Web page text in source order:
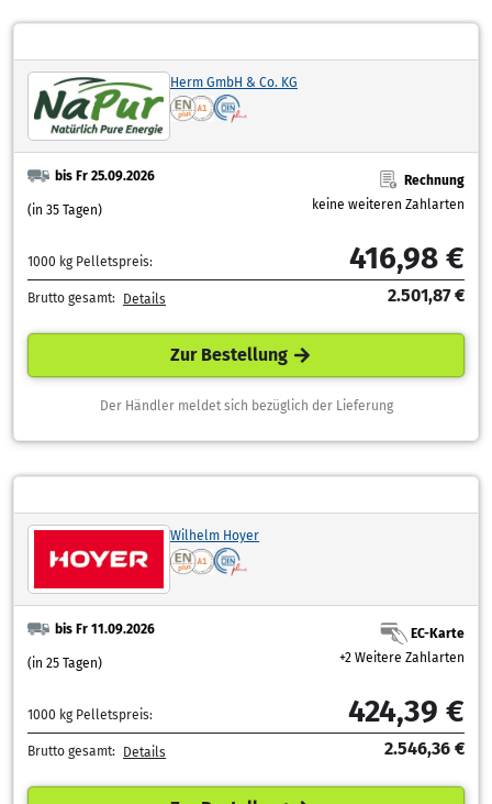
Herm GmbH & Co. KG
bis Fr 25.09.2026
(in 35 Tagen)
Rechnung
keine weiteren Zahlarten
1000 kg Pelletspreis: 416,98 €
Brutto gesamt: Details 2.501,87 €
Zur Bestellung
Der Händler meldet sich bezüglich der Lieferung
Wilhelm Hoyer
bis Fr 11.09.2026
(in 25 Tagen)
EC-Karte
+2 Weitere Zahlarten
1000 kg Pelletspreis: 424,39 €
Brutto gesamt: Details 2.546,36 €